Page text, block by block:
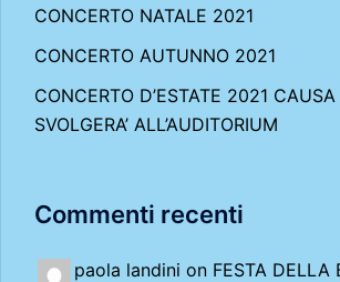
CONCERTO NATALE 2021
CONCERTO AUTUNNO 2021
CONCERTO D’ESTATE 2021
SVOLGERA’ ALL’AUDITORIUM
Commenti recenti
paola landini on FESTA DELLA